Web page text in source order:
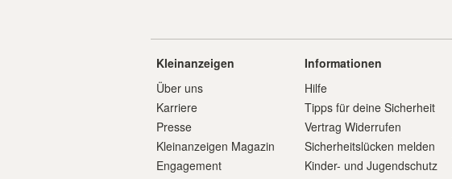
Kleinanzeigen
Über uns
Karriere
Presse
Kleinanzeigen Magazin
Engagement
Informationen
Hilfe
Tipps für deine Sicherheit
Vertrag Widerrufen
Sicherheitslücken melden
Kinder- und Jugendschutz